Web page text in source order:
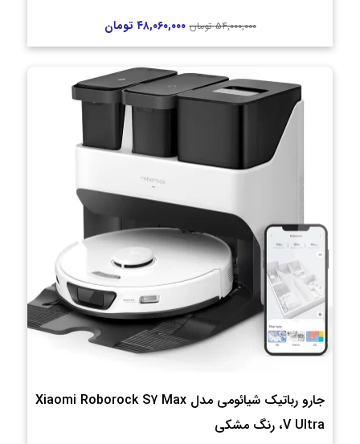
۵۴,۰۰۰,۰۰۰ تومان ۴۸,۰۶۰,۰۰۰ تومان
جارو رباتیک شیائومی مدل Xiaomi Roborock S7 Max
V Ultra، رنگ مشکی